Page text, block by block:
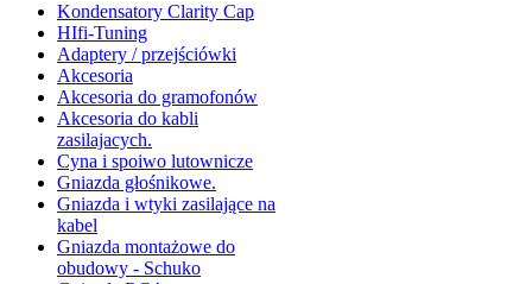
Kondensatory Clarity Cap
HIfi-Tuning
Adaptery / przejściówki
Akcesoria
Akcesoria do gramofonów
Akcesoria do kabli
zasilajacych.
Cyna i spoiwo lutownicze
Gniazda głośnikowe.
Gniazda i wtyki zasilające na
kabel
Gniazda montażowe do
obudowy - Schuko